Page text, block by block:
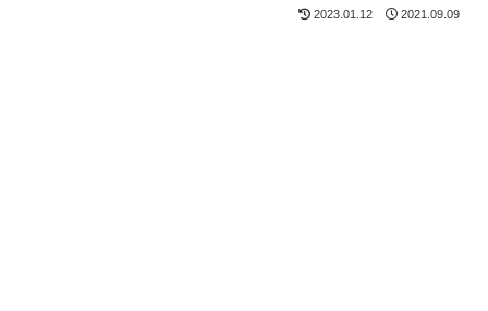
2023.01.12 2021.09.09